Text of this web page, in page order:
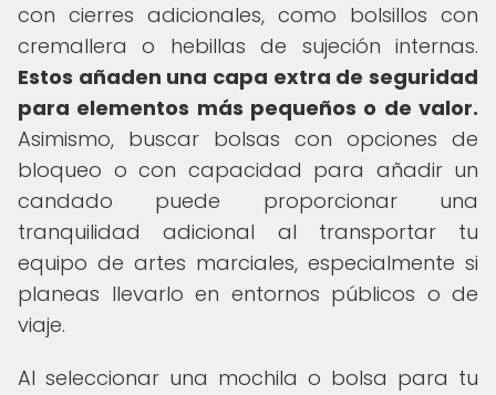
con cierres adicionales, como bolsillos con
cremallera o hebillas de sujeción internas.
Estos añaden una capa extra de seguridad
para elementos más pequeños o de valor.
Asimismo, buscar bolsas con opciones de
bloqueo o con capacidad para añadir un
candado puede proporcionar una
tranquilidad adicional al transportar tu
equipo de artes marciales, especialmente si
planeas llevarlo en entornos públicos o de
viaje.
Al seleccionar una mochila o bolsa para tu